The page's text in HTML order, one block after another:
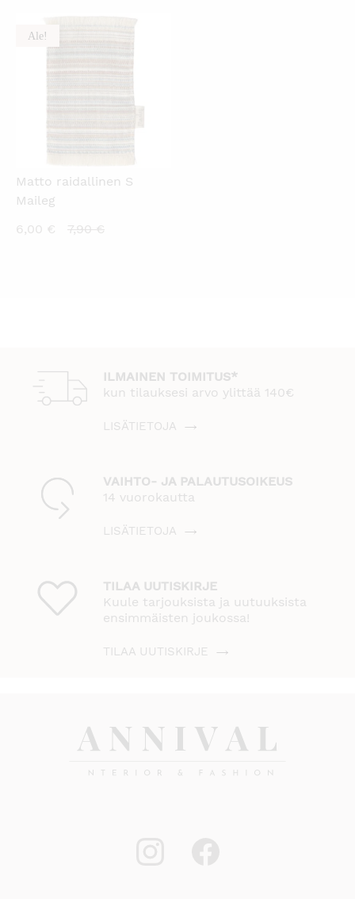
Ale!
Matto raidallinen S
Maileg
6,00 €
Nykyinen
7,90€Alkuperäinen
ILMAINEN TOIMITUS*
kun tilauksesi arvo ylittää 140€
LISÄTIETOJA
VAIHTO- JA PALAUTUSOIKEUS
14 vuorokautta
LISÄTIETOJA
TILAA UUTISKIRJE
Kuule tarjouksista ja uutuuksista
ensimmäisten joukossa!
TILAA UUTISKIRJE